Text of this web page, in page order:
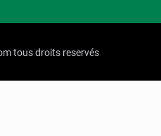
tous droits reservés